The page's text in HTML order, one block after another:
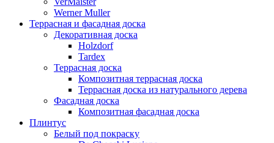
Werner Muller
Террасная и фасадная доска
Декоративная доска
Holzdorf
Tardex
Террасная доска
Композитная террасная доска
Террасная доска из натурального дерева
Фасадная доска
Композитная фасадная доска
Плинтус
Белый под покраску